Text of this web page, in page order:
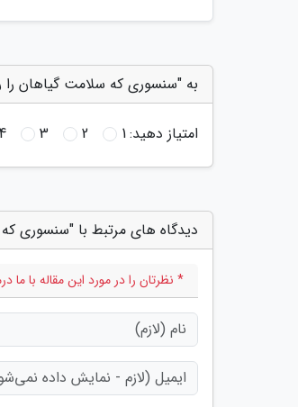
به "سنسوری که سلامت گیاهان را
امتیاز دهید:1
2
3
4
دیدگاه های مرتبط با "سنسوری
* نظرتان را در مورد این مقاله با ما